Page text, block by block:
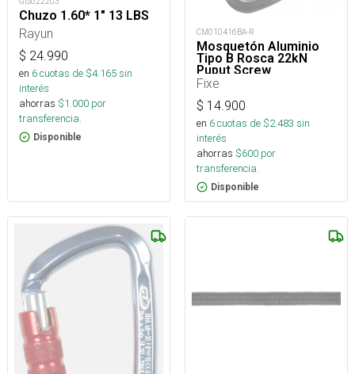
Chuzo 1.60* 1" 13 LBS
Rayun
$ 24.990
en 6cuotas de $4.165sin
interés
ahorras $1.000 por
transferencia.
Disponible
CM010416BA-R
Mosquetón Aluminio
Tipo B Rosca 22kN
Puput Screw
Fixe
$ 14.900
en 6cuotas de $2.483 sin
interés
ahorras $600 por
transferencia.
Disponible